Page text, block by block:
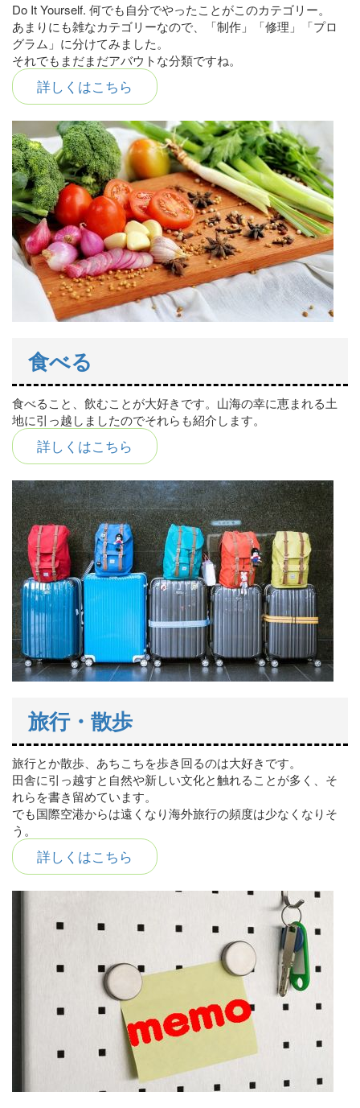
Do It Yourself. 何でも自分でやったことがこのカテゴリー。
あまりにも雑なカテゴリーなので、「制作」「修理」「プロ
グラム」に分けてみました。
それでもまだまだアバウトな分類ですね。
詳しくはこちら
食べる
食べること、飲むことが大好きです。山海の幸に恵まれる土
地に引っ越しましたのでそれらも紹介します。
詳しくはこちら
旅行・散歩
旅行とか散歩、あちこちを歩き回るのは大好きです。
田舎に引っ越すと自然や新しい文化と触れることが多く、そ
れらを書き留めています。
でも国際空港からは遠くなり海外旅行の頻度は少なくなりそ
う。
詳しくはこちら